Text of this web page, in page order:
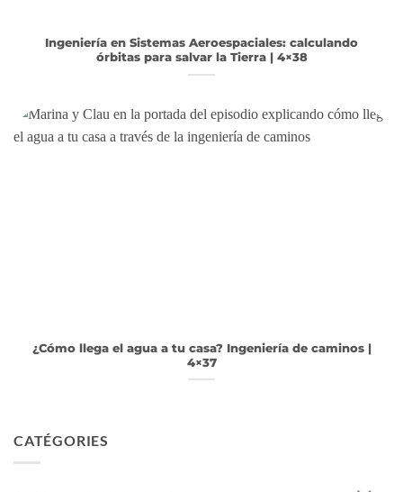
Ingeniería en Sistemas Aeroespaciales: calculando
órbitas para salvar la Tierra | 4×38
¿Cómo llega el agua a tu casa? Ingeniería de caminos |
4×37
CATÉGORIES